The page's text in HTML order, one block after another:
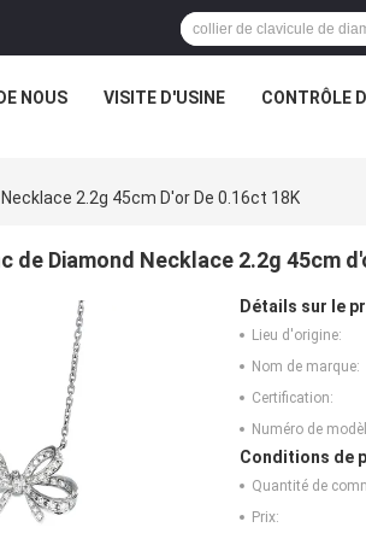
NOUS VISITE D'USINE CONTRÔLE
2.2g 45cm D'or De 0.16ct 18K
de Diamond Necklace 2.2g 45cm
Détails sur le
Lieu d'origine:
Nom de marque:
Certification:
Numéro de
Conditions de
Quantité de
Prix: